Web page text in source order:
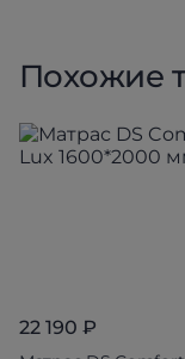
Похожие
22 190 ₽